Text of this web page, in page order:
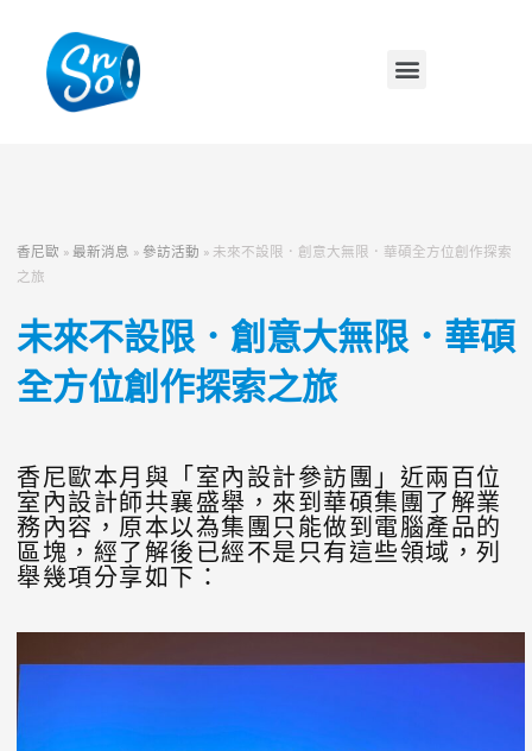
香尼歐 » 最新消息 » 參訪活動 » 未來不設限．創意大無限．華碩全方位創作探索
之旅
未來不設限．創意大無限．華碩
全方位創作探索之旅
香尼歐本月與「室內設計參訪團」近兩百位
室內設計師共襄盛舉，來到華碩集團了解業
務內容，原本以為集團只能做到電腦產品的
區塊，經了解後已經不是只有這些領域，列
舉幾項分享如下：